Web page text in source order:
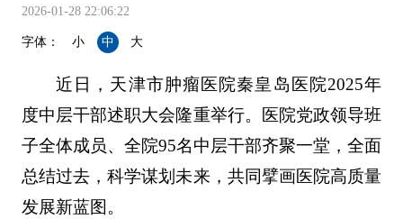
2026-01-28 22:06:22
字体： 小 中 大
近日，天津市肿瘤医院秦皇岛医院2025年
度中层干部述职大会隆重举行。医院党政领导班
子全体成员、全院95名中层干部齐聚一堂，全面
总结过去，科学谋划未来，共同擘画医院高质量
发展新蓝图。